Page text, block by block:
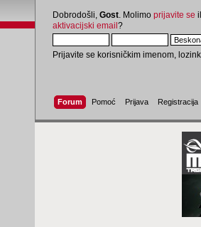
Dobrodošli, Gost . Molimo prijavite se
aktivacijski email?
Prijavite se korisničkim imenom,
Forum Pomoć Prijava Registracija